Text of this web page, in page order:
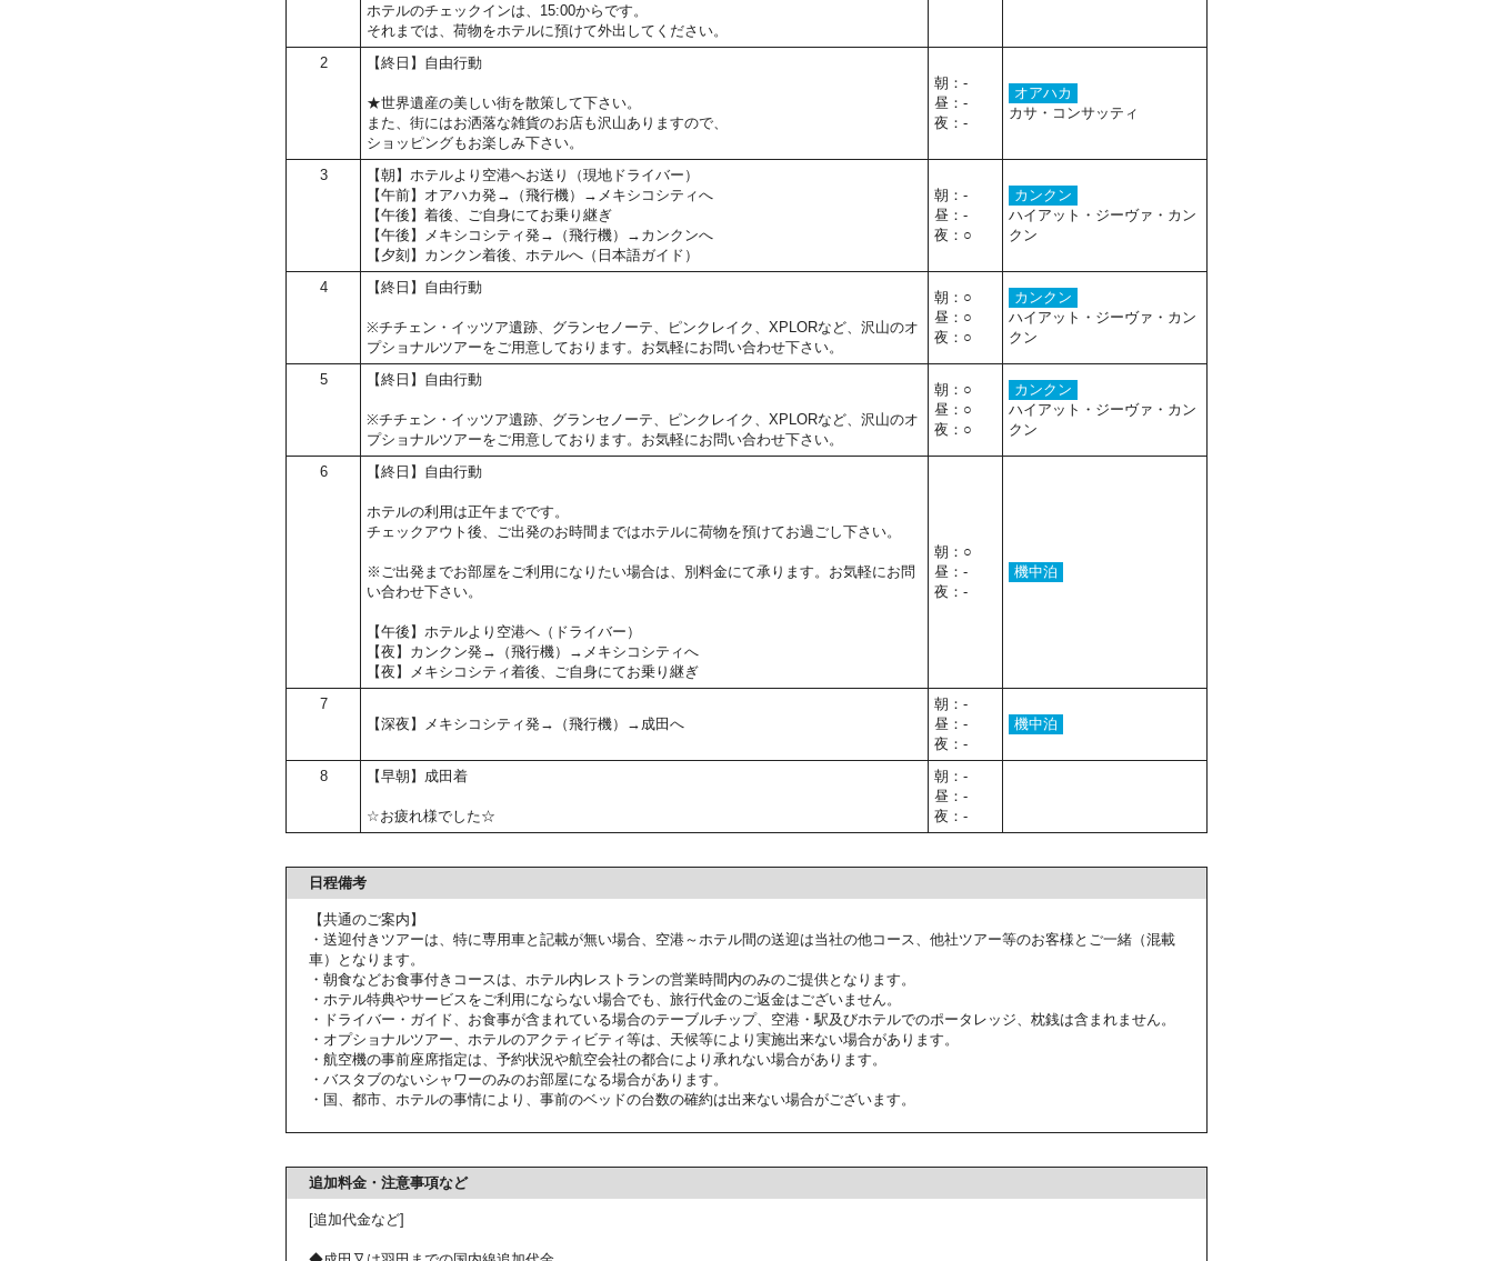
ホテルのチェックインは、15:00からです。
それまでは、荷物をホテルに預けて外出してください。
2 【終日】自由行動
★世界遺産の美しい街を散策して下さい。
また、街にはお洒落な雑貨のお店も沢山ありますので、
ショッピングもお楽しみ下さい。
朝：-
昼：-
夜：-
オアハカ
カサ・コンサッティ
3
【朝】ホテルより空港へお送り（現地ドライバー）
【午前】オアハカ発→（飛行機）→メキシコシティへ
【午後】着後、ご自身にてお乗り継ぎ
【午後】メキシコシティ発→（飛行機）→カンクンへ
【夕刻】カンクン着後、ホテルへ（日本語ガイド）
朝：-
昼：-
夜：○
カンクン
ハイアット・ジーヴァ・カン
クン
4 【終日】自由行動
※チチェン・イッツア遺跡、グランセノーテ、ピンクレイク、XPLORなど、沢山のオ
プショナルツアーをご用意しております。お気軽にお問い合わせ下さい。
朝：○
昼：○
夜：○
カンクン
ハイアット・ジーヴァ・カン
クン
5 【終日】自由行動
※チチェン・イッツア遺跡、グランセノーテ、ピンクレイク、XPLORなど、沢山のオ
プショナルツアーをご用意しております。お気軽にお問い合わせ下さい。
朝：○
昼：○
夜：○
カンクン
ハイアット・ジーヴァ・カン
クン
6 【終日】自由行動
ホテルの利用は正午までです。
チェックアウト後、ご出発のお時間まではホテルに荷物を預けてお過ごし下さい。
※ご出発までお部屋をご利用になりたい場合は、別料金にて承ります。お気軽にお問
い合わせ下さい。
【午後】ホテルより空港へ（ドライバー）
【夜】カンクン発→（飛行機）→メキシコシティへ
【夜】メキシコシティ着後、ご自身にてお乗り継ぎ
朝：○
昼：-
夜：-
機中泊
7
【深夜】メキシコシティ発→（飛行機）→成田へ
朝：-
昼：-
夜：-
機中泊
8 【早朝】成田着
☆お疲れ様でした☆
朝：-
昼：-
夜：-
日程備考
【共通のご案内】
・送迎付きツアーは、特に専用車と記載が無い場合、空港～ホテル間の送迎は当社の他コース、他社ツアー等のお客様とご一緒（混載
車）となります。
・朝食などお食事付きコースは、ホテル内レストランの営業時間内のみのご提供となります。
・ホテル特典やサービスをご利用にならない場合でも、旅行代金のご返金はございません。
・ドライバー・ガイド、お食事が含まれている場合のテーブルチップ、空港・駅及びホテルでのポータレッジ、枕銭は含まれません。
・オプショナルツアー、ホテルのアクティビティ等は、天候等により実施出来ない場合があります。
・航空機の事前座席指定は、予約状況や航空会社の都合により承れない場合があります。
・バスタブのないシャワーのみのお部屋になる場合があります。
・国、都市、ホテルの事情により、事前のベッドの台数の確約は出来ない場合がございます。
追加料金・注意事項など
[追加代金など]